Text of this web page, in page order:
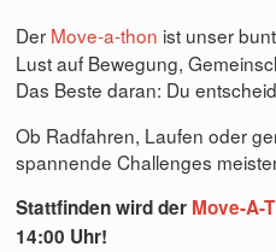
Der Move‑a‑thon ist unser
Lust auf Bewegung,
Das Beste daran: Du
Ob Radfahren, Laufen oder
spannende Challenges
Stattfinden wird der Move-A-
14:00 Uhr!